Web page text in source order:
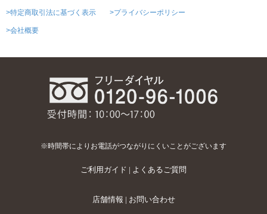
>特定商取引法に基づく表示 >プライバシーポリシー
>会社概要
※時間帯によりお電話がつながりにくいことがございます
ご利用ガイド | よくあるご質問
店舗情報 | お問い合わせ